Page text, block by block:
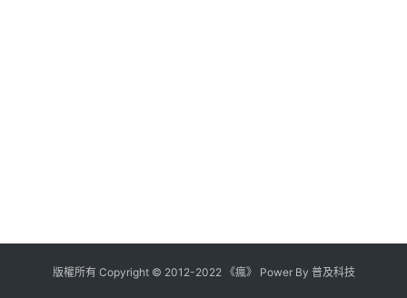
版權所有 Copyright © 2012-2022《瘋》 Power By 普及科技